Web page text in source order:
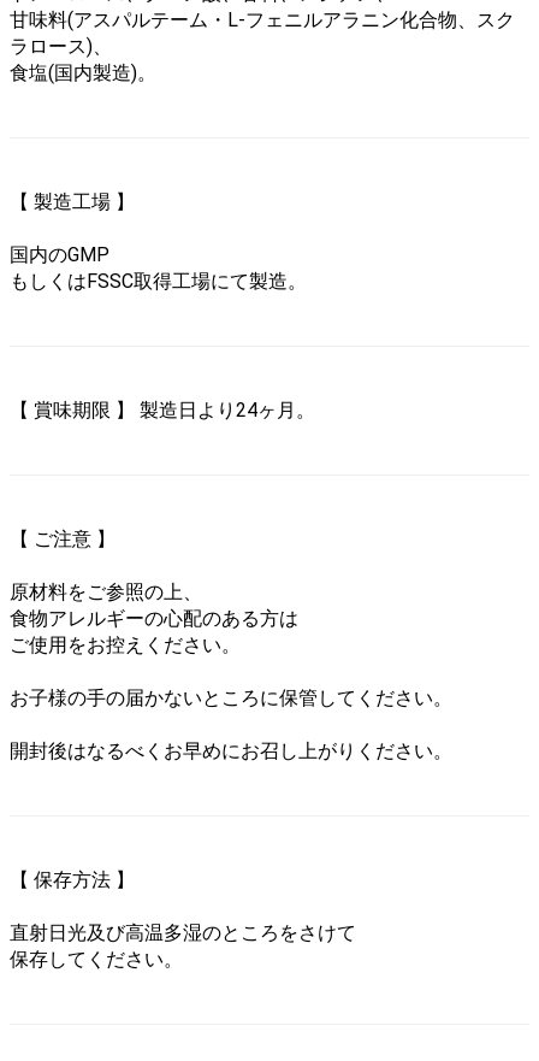
甘味料(アスパルテーム・L-フェニルアラニン化合物、スク
ラロース)、
食塩(国内製造)。
【 製造工場 】
国内のGMP
もしくはFSSC取得工場にて製造。
【 賞味期限 】 製造日より24ヶ月。
【 ご注意 】
原材料をご参照の上、
食物アレルギーの心配のある方は
ご使用をお控えください。
お子様の手の届かないところに保管してください。
開封後はなるべくお早めにお召し上がりください。
【 保存方法 】
直射日光及び高温多湿のところをさけて
保存してください。